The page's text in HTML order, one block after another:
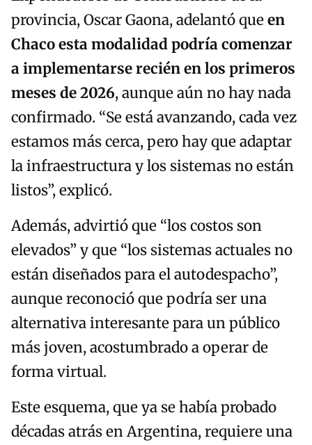
provincia, Oscar Gaona, adelantó queen
Chaco esta modalidad podría comenzar
a implementarse recién en los primeros
meses de 2026, aunque aún no hay nada
confirmado. “Se está avanzando, cada vez
estamos más cerca, pero hay que adaptar
la infraestructura y los sistemas no están
listos”, explicó.
Además, advirtió que “los costos son
elevados” y que “los sistemas actuales no
están diseñados para el autodespacho”,
aunque reconoció que podría ser una
alternativa interesante para un público
más joven, acostumbrado a operar de
forma virtual.
Este esquema, que ya se había probado
décadas atrás en Argentina, requiere una